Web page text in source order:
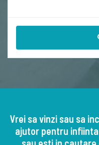
Vrei sa vinzi sau sa
ajutor pentru